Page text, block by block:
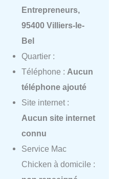
Entrepreneurs,
95400 Villiers-le-
Bel
Quartier :
Téléphone : Aucun
téléphone ajouté
Site internet :
Aucun site internet
connu
Service Mac
Chicken à domicile :